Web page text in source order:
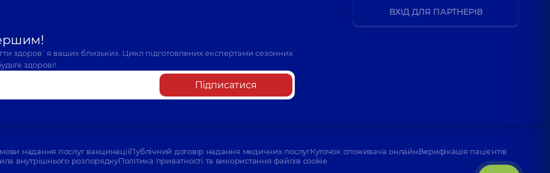
здоров`я ваших близьких. Цикл підготовлених експертами сезонних
здорові!
Підписатися
ВХІД ДЛЯ ПАРТНЕРІВ
надання послуг вакцинаціїПублічний договір надання медичних послугКуточок споживача онлайнВерифікація пацієнтів
внутрішнього розпорядкуПолітика приватності та використання файлів cookie